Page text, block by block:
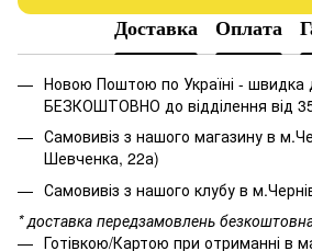
Доставка
Оплата
Новою Поштою по Україні - швидка
БЕЗКОШТОВНО до відділення від
Самовивіз з нашого магазину в
Шевченка, 22а)
Самовивіз з нашого клубу в
* доставка передзамовлень
Готівкою/Картою при отриманні в